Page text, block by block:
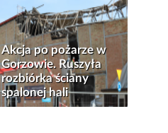
Akcja po pożarze w
Gorzowie. Ruszyła
rozbiórka ściany
spalonej hali